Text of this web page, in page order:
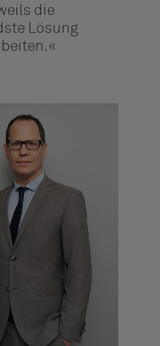
die
Lösung